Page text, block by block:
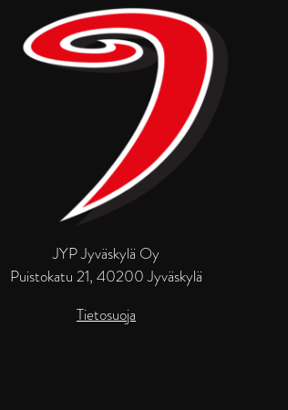
JYP Jyväskylä Oy
Puistokatu 21, 40200 Jyväskylä
Tietosuoja